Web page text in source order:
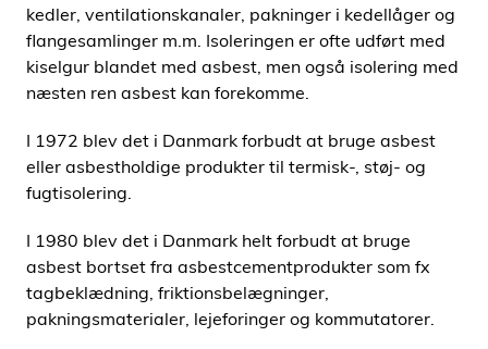
kedler, ventilationskanaler, pakninger i kedellåger og
flangesamlinger m.m. Isoleringen er ofte udført med
kiselgur blandet med asbest, men også isolering med
næsten ren asbest kan forekomme.
I 1972 blev det i Danmark forbudt at bruge asbest
eller asbestholdige produkter til termisk-, støj- og
fugtisolering.
I 1980 blev det i Danmark helt forbudt at bruge
asbest bortset fra asbestcementprodukter som fx
tagbeklædning, friktionsbelægninger,
pakningsmaterialer, lejeforinger og kommutatorer.